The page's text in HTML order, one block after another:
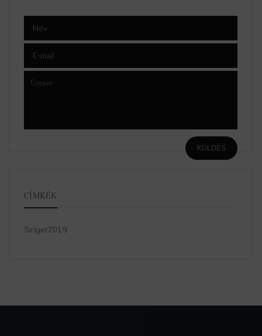
CÍMKÉK
Sziget2019